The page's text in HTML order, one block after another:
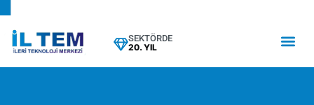
SEKTÖRDE
20. YIL